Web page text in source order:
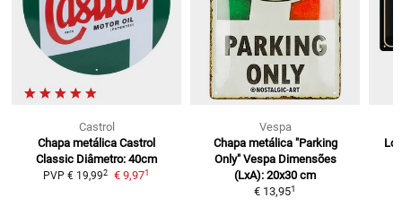
Castrol
Chapa metálica Castrol
Classic Diâmetro: 40cm
PVP € 19,992 € 9,971
Vespa
Chapa metálica "Parking
Only" Vespa Dimensões
(LxA): 20x30 cm
€ 13,951